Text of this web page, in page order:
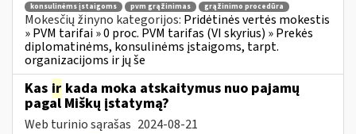
konsulinėms įstaigoms
pvm grąžinimas grąžinimo procedūra
Mokesčių žinyno kategorijos: Pridėtinės vertės mokestis
» PVM tarifai » 0 proc. PVM tarifas (VI skyrius) » Prekės
diplomatinėms, konsulinėms įstaigoms, tarpt.
organizacijoms ir jų še
Kas ir kada moka atskaitymus nuo pajamų
pagal Miškų įstatymą?
Web turinio sąrašas 2024-08-21